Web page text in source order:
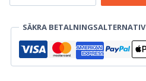
SÄKRA BETALNINGSALTERNATIV